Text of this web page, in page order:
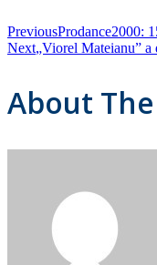
PreviousProdance2000:
Next„Viorel Mateianu” a
About